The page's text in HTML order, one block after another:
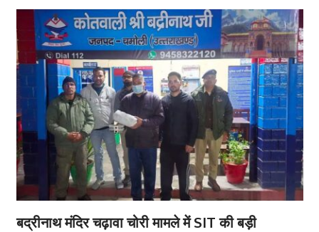
बद्रीनाथ मंदिर चढ़ावा चोरी मामले में SIT की बड़ी